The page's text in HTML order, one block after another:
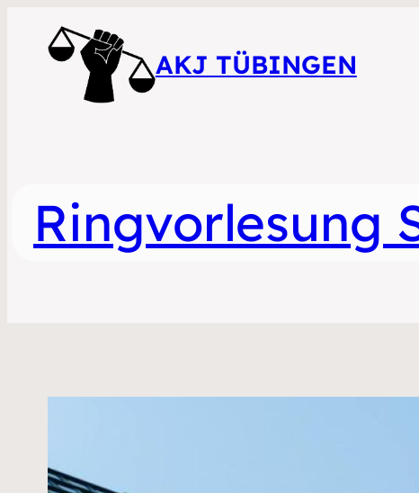
AKJ TÜBINGEN
Ringvorlesung